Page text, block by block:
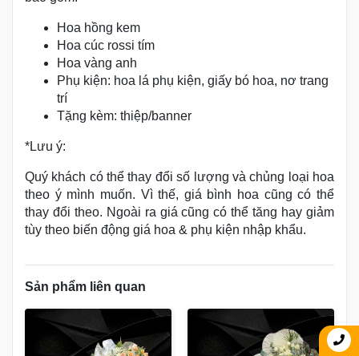
Hoa hồng kem
Hoa cúc rossi tím
Hoa vàng anh
Phụ kiện: hoa lá phụ kiện, giấy bó hoa, nơ trang
trí
Tặng kèm: thiệp/banner
*Lưu ý:
Quý khách có thể thay đổi số lượng và chủng loại hoa
theo ý mình muốn. Vì thế, giá bình hoa cũng có thể
thay đổi theo. Ngoài ra giá cũng có thể tăng hay giảm
tùy theo biến động giá hoa & phụ kiện nhập khẩu.
Sản phẩm liên quan